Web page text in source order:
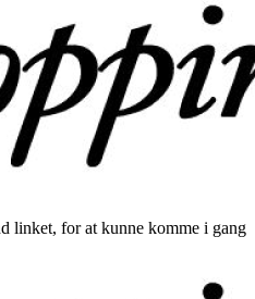
linket, for at kunne komme i gang